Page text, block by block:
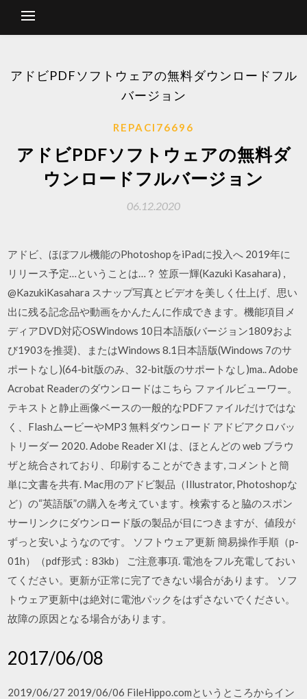
アドビPDFソフトウェアの無料ダウンロードフル
バージョン
REPACI76696
アドビPDFソフトウェアの無料ダ
ウンロードフルバージョン
06.12.2020
アドビ、ほぼフル機能のPhotoshopをiPadに投入へ 2019年に
リリース予定…ということは…？ 笠原一輝(Kazuki Kasahara) ,
@KazukiKasahara スナップ写真とビデオを美しく仕上げ、思い
出に残る記念品や動画をかんたんに作成できます。機能項目メ
ディアDVD対応OSWindows 10日本語版(バージョン1809およ
び1903を推奨)、またはWindows 8.1日本語版(Windows 7のサ
ポートなし)(64-bit版のみ、32-bit版のサポートなし)ma.. Adobe
Acrobat Readerのダウンロードはこちら ファイルビューワー。
テキストと静止画像ベースの一般的なPDFファイルだけではな
く、FlashムービーやMP3 無料ダウンロード アドビアクロバッ
トリーダー 2020. Adobe Reader XI は、ほとんどの web ブラウ
ザと統合されており、印刷することができます, コメントと簡
単に文書を共有. Mac用のアドビ製品（Illustrator, Photoshopな
ど）の“英語版”の購入を考えています。検索すると脇のスポン
サーリンクにダウンロード版の製品が目につきますが、値段が
ずっと安いようなのです。 ソフトウェア更新 簡易操作手順（p-
01h）（pdf形式：83kb） ご注意事項. 電池をフル充電しておい
てください。更新が正常に完了できない場合があります。 ソフ
トウェア更新中は絶対に電池パックをはずさないでください。
故障の原因となる場合があります。
2017/06/08
2019/06/27 2019/06/06 FileHippo.comというところからイン